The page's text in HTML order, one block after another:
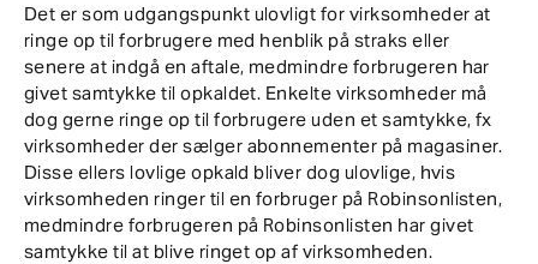
Det er som udgangspunkt ulovligt for virksomheder at
ringe op til forbrugere med henblik på straks eller
senere at indgå en aftale, medmindre forbrugeren har
givet samtykke til opkaldet. Enkelte virksomheder må
dog gerne ringe op til forbrugere uden et samtykke, fx
virksomheder der sælger abonnementer på magasiner.
Disse ellers lovlige opkald bliver dog ulovlige, hvis
virksomheden ringer til en forbruger på Robinsonlisten,
medmindre forbrugeren på Robinsonlisten har givet
samtykke til at blive ringet op af virksomheden.